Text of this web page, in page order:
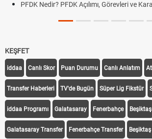
PFDK Nedir? PFDK Açılımı, Görevleri ve
KEŞFET
iddaa Canlı Skor Puan Durumu Canlı Anlatım At
Transfer Haberleri TV'de Bugün Süper Lig Fikstür
iddaa Programı Galatasaray Fenerbahçe Beşiktaş
Galatasaray Transfer Fenerbahçe Transfer